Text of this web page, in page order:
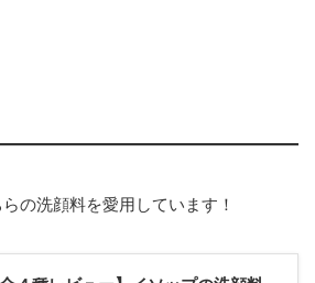
の洗顔料を愛用しています！